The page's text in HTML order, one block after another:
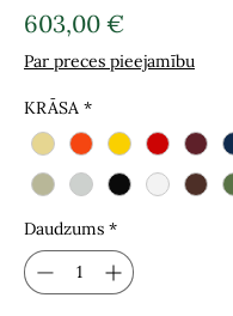
603,00 €Cena
Par preces pieejamību
KRĀSA *
Daudzums *